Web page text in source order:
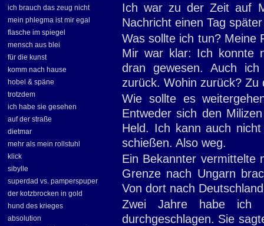
ich brauch das zeug nicht
mein phlegma ist mir egal
flasche im spiegel
mensch aus blei
für die kunst
komm nach hause
hobel & späne
trotzdem
ich habe sie gesehen
auf der straße
dietmar
mehr als mein rollstuhl
klick
sibylle
superdad vs. pamperspuper
der kotzbrocken in gold
hund des krieges
absolution
Ich war zu der Zeit auf
Nachricht einen Tag
Was sollte ich tun? Meine
Mir war klar: Ich konnte
dran gewesen. Auch
zurück. Wohin zurück?
Wie sollte es
Entweder sich den
Held. Ich kann auch
schießen. Also weg.
Ein Bekannter vermittelte
Grenze nach Ungarn
Von dort nach
Zwei Jahre habe ich
durchgeschlagen. Sie